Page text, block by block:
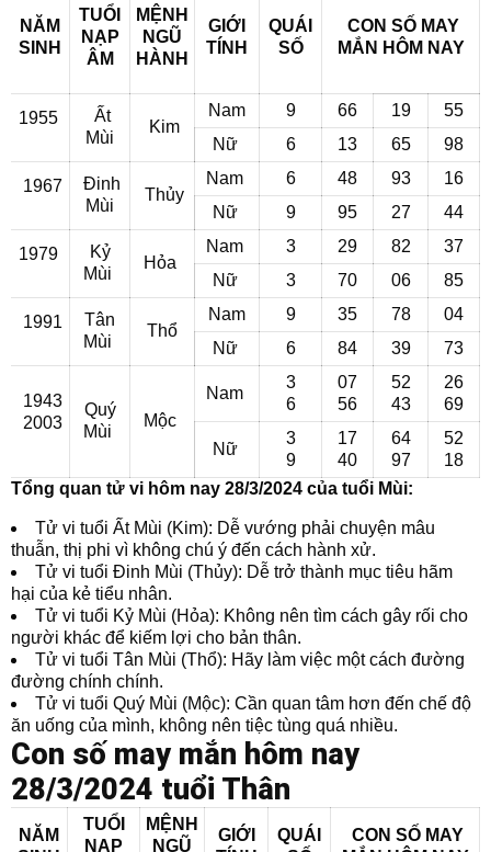
NĂM
SINH
TUỔI
NẠP
ÂM
MỆNH
NGŨ
HÀNH
GIỚI
TÍNH
QUÁI
SỐ
CON SỐ MAY
MẮN HÔM NAY
1955
Ất
Mùi
Kim
Nam 9 66 19
55
Nữ
6 13 65 98
1967
Đinh
Mùi
Thủy
Nam 6 48 93
16
Nữ
9 95 27 44
1979
Kỷ
Mùi
Hỏa
Nam 3 29 82
37
Nữ
3 70 06 85
1991
Tân
Mùi
Thổ
Nam 9 35 78
04
Nữ
6 84 39 73
1943
2003
Quý
Mùi
Mộc
Nam
3
6
07
56
52
43
26
69
Nữ
3
9
17
40
64
97
52
18
Tổng quan tử vi hôm nay 28/3/2024 của tuổi Mùi:
Tử vi tuổi Ất Mùi (Kim): Dễ vướng phải chuyện mâu
thuẫn, thị phi vì không chú ý đến cách hành xử.
Tử vi tuổi Đinh Mùi (Thủy): Dễ trở thành mục tiêu hãm
hại của kẻ tiểu nhân.
Tử vi tuổi Kỷ Mùi (Hỏa): Không nên tìm cách gây rối cho
người khác để kiếm lợi cho bản thân.
Tử vi tuổi Tân Mùi (Thổ): Hãy làm việc một cách đường
đường chính chính.
Tử vi tuổi Quý Mùi (Mộc): Cần quan tâm hơn đến chế độ
ăn uống của mình, không nên tiệc tùng quá nhiều.
Con số may mắn hôm nay
28/3/2024 tuổi Thân
NĂM
TUỔI
NẠP
MỆNH
NGŨ
GIỚI
QUÁI
CON SỐ MAY